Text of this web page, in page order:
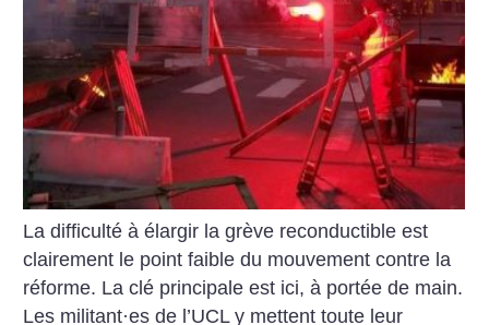
La difficulté à élargir la grève reconductible est
clairement le point faible du mouvement contre la
réforme. La clé principale est ici, à portée de main.
Les militant·es de l’UCL y mettent toute leur